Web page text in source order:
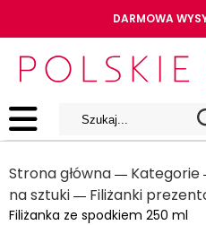
DARMOWA
Strona główna ― Kategorie
na sztuki ― Filiżanki
Filiżanka ze spodkiem 250 ml